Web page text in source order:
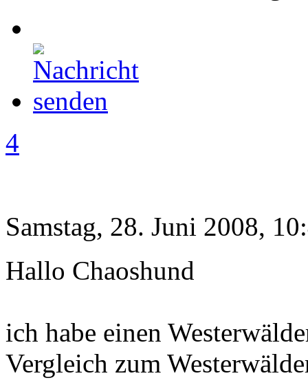
4
Samstag, 28. Juni 2008,
Hallo Chaoshund
ich habe einen
Vergleich zum